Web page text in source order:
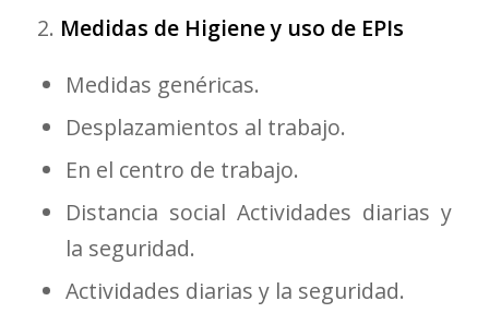
2. Medidas de Higiene y uso de EPIs
Medidas genéricas.
Desplazamientos al trabajo.
En el centro de trabajo.
Distancia social Actividades diarias y
la seguridad.
Actividades diarias y la seguridad.